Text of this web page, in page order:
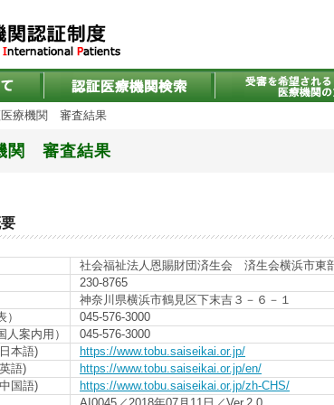
療機関 審査結果
関 審査結果
社会福祉法人恩賜財団済生会 済生会横浜市東
230-8765
神奈川県横浜市鶴見区下末吉３－６－１
045-576-3000
人案内用）
045-576-3000
本語)
https://www.tobu.saiseikai.or.jp/
語)
https://www.tobu.saiseikai.or.jp/en/
国語)
https://www.tobu.saiseikai.or.jp/zh-CHS/